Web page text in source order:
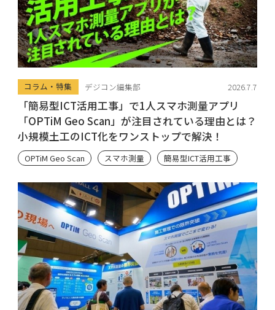
コラム・特集 デジコン編集部 2026.7.7
「簡易型ICT活用工事」で1人スマホ測量アプリ
「OPTiM Geo Scan」が注目されている理由とは？
小規模土工のICT化をワンストップで解決！
OPTiM Geo Scan スマホ測量 簡易型ICT活用工事